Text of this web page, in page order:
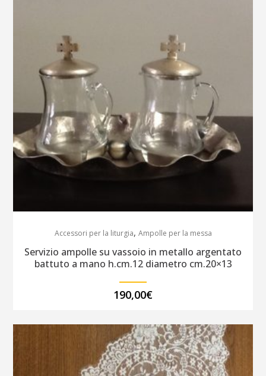
Accessori per la liturgia, Ampolle per la messa
Servizio ampolle su vassoio in metallo argentato
battuto a mano h.cm.12 diametro cm.20×13
190,00€